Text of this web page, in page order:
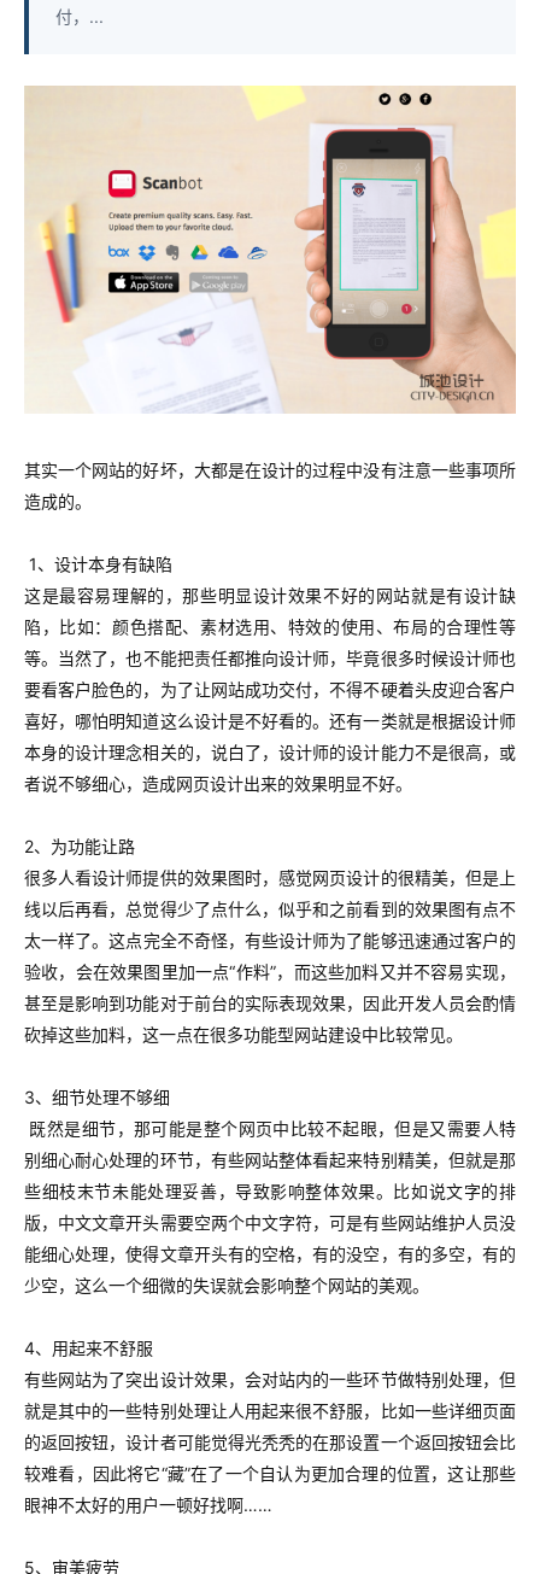
付，...
其实一个网站的好坏，大都是在设计的过程中没有注意一些事项所
造成的。
1、设计本身有缺陷
这是最容易理解的，那些明显设计效果不好的网站就是有设计缺
陷，比如：颜色搭配、素材选用、特效的使用、布局的合理性等
等。 当然了，也不能把责任都推向设计师，毕竟很多时候设计师也
要看客户脸色的，为了让网站成功交付，不得不硬着头皮迎合客户
喜好，哪怕明知道这么设计是不好看的。还有一类就是根据设计师
本身的设计理念相关的，说白了，设计师的设计能力不是很高，或
者说不够细心，造成网页设计出来的效果明显不好。
2、为功能让路
很多人看设计师提供的效果图时，感觉网页设计的很精美，但是上
线以后再看，总觉得少了点什么，似乎和之前看到的效果图有点不
太一样了。这点完全不奇怪，有些设计师为了能够迅速通过客户的
验收，会在效果图里加一点“作料”，而这些加料又并不容易实现，
甚至是影响到功能对于前台的实际表现效果，因此开发人员会酌情
砍掉这些加料，这一点在很多功能型网站建设中比较常见。
3、细节处理不够细
既然是细节，那可能是整个网页中比较不起眼，但是又需要人特
别细心耐心处理的环节，有些网站整体看起来特别精美，但就是那
些细枝末节未能处理妥善，导致影响整体效果。 比如说文字的排
版，中文文章开头需要空两个中文字符，可是有些网站维护人员没
能细心处理，使得文章开头有的空格，有的没空，有的多空，有的
少空，这么一个细微的失误就会影响整个网站的美观。
4、用起来不舒服
有些网站为了突出设计效果，会对站内的一些环节做特别处理，但
就是其中的一些特别处理让人用起来很不舒服，比如一些详细页面
的返回按钮，设计者可能觉得光秃秃的在那设置一个返回按钮会比
较难看，因此将它“藏”在了一个自认为更加合理的位置，这让那些
眼神不太好的用户一顿好找啊……
5、审美疲劳